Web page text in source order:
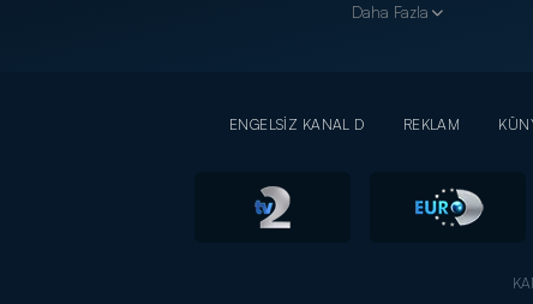
Daha Fazla
ENGELSİZ KANAL D REKLAM